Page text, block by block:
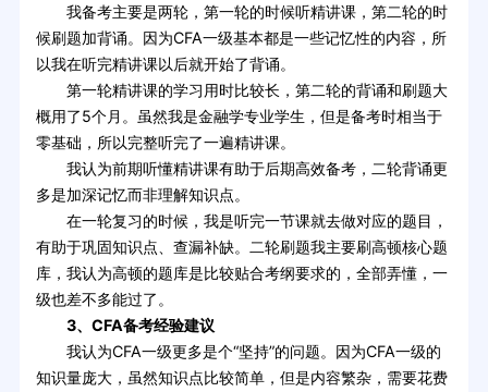
我备考主要是两轮，第一轮的时候听精讲课，第二轮的时
候刷题加背诵。因为CFA一级基本都是一些记忆性的内容，所
以我在听完精讲课以后就开始了背诵。
第一轮精讲课的学习用时比较长，第二轮的背诵和刷题大
概用了5个月。虽然我是金融学专业学生，但是备考时相当于
零基础，所以完整听完了一遍精讲课。
我认为前期听懂精讲课有助于后期高效备考，二轮背诵更
多是加深记忆而非理解知识点。
在一轮复习的时候，我是听完一节课就去做对应的题目，
有助于巩固知识点、查漏补缺。二轮刷题我主要刷高顿核心题
库，我认为高顿的题库是比较贴合考纲要求的，全部弄懂，一
级也差不多能过了。
3、CFA备考经验建议
我认为CFA一级更多是个“坚持”的问题。因为CFA一级的
知识量庞大，虽然知识点比较简单，但是内容繁杂，需要花费